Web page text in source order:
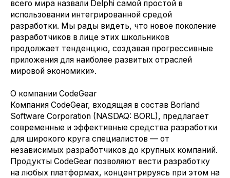
всего мира назвали Delphi самой простой в
использовании интегрированной средой
разработки. Мы рады видеть, что новое поколение
разработчиков в лице этих школьников
продолжает тенденцию, создавая прогрессивные
приложения для наиболее развитых отраслей
мировой экономики».
О компании CodeGear
Компания CodeGear, входящая в состав Borland
Software Corporation (NASDAQ: BORL), предлагает
современные и эффективные средства разработки
для широкого круга специалистов — от
независимых разработчиков до крупных компаний.
Продукты CodeGear позволяют вести разработку
на любых платформах, концентрируясь при этом на